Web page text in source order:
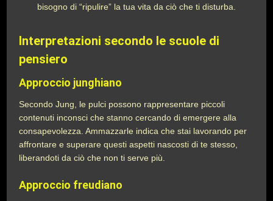
bisogno di “ripulire” la tua vita da ciò che ti disturba.
Interpretazioni secondo le scuole di
pensiero
Approccio junghiano
Secondo Jung, le pulci possono rappresentare piccoli
contenuti inconsci che stanno cercando di emergere alla
consapevolezza. Ammazzarle indica che stai lavorando per
affrontare e superare questi aspetti nascosti di te stesso,
liberandoti da ciò che non ti serve più.
Approccio freudiano